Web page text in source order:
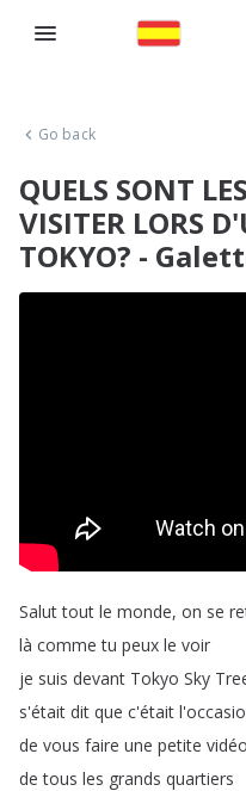
Go back
QUELS SONT
VISITER LORS
TOKYO? -
Salut tout le monde, on se
là comme tu peux le voir
je suis devant Tokyo Sky
s'était dit que c'était
de vous faire une petite vidéo
de tous les grands quartiers